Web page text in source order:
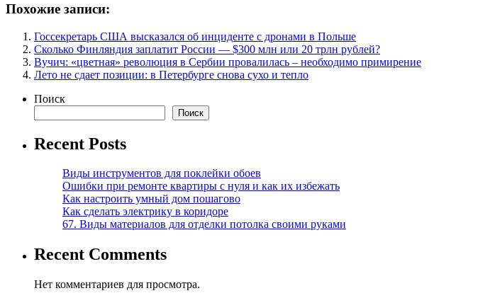
Похожие записи:
Госсекретарь США высказался об инциденте с дронами в Польше
Сколько Финляндия заплатит России — $300 млн или 20 трлн рублей?
Вучич: «цветная» революция в Сербии провалилась – необходимо примирение
Лето не сдает позиции: в Петербурге снова сухо и тепло
Поиск
Поиск
Recent Posts
Виды инструментов для поклейки обоев
Ошибки при ремонте квартиры с нуля и как их избежать
Как настроить умный дом пошагово
Как сделать электрику в коридоре
67. Виды материалов для отделки потолка своими руками
Recent Comments
Нет комментариев для просмотра.